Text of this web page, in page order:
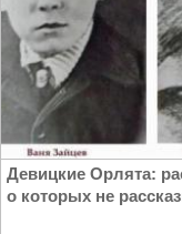
Девицкие Орлята:
о которых не